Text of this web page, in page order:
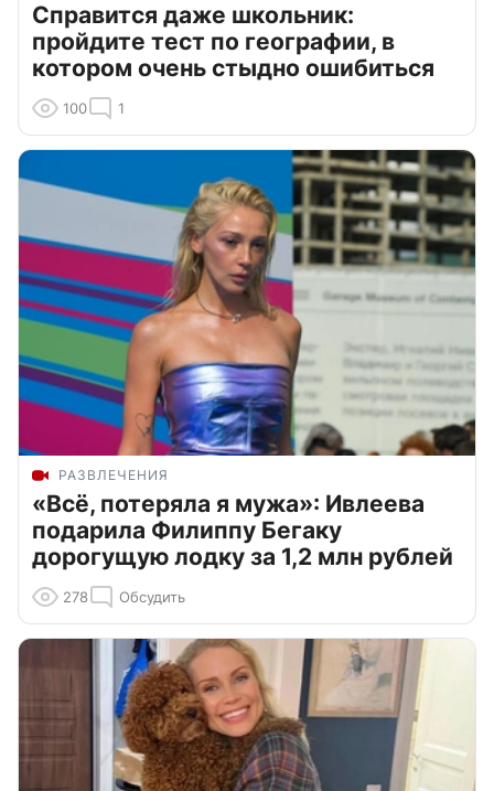
Справится даже школьник:
пройдите тест по географии, в
котором очень стыдно ошибиться
100 1
РАЗВЛЕЧЕНИЯ
«Всё, потеряла я мужа»: Ивлеева
подарила Филиппу Бегаку
дорогущую лодку за 1,2 млн рублей
278 Обсудить